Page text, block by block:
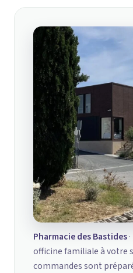
Pharmacie des Bastides
officine familiale à votre
commandes sont